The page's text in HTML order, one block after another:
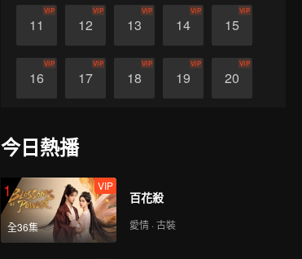
11
VIP
12
VIP
13
VIP
14
VIP
15
VIP
16
VIP
17
VIP
18
VIP
19
VIP
20
VIP
26 27
今日熱播
1
全36集
VIP
百花殺
愛情 · 古裝